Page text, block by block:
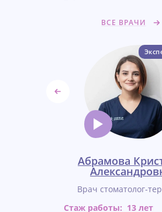
ВСЕ ВРАЧИ
Абрамова
Врач стоматолог-
Стаж работы: 13 лет